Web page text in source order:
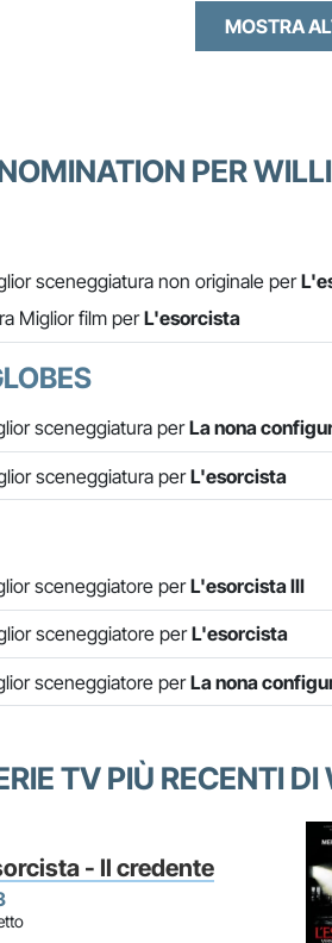
MOSTRA
PER
sceneggiatura non originale per
Miglior film perL'esorcista
sceneggiatura perLa nona
sceneggiatura perL'esorcista
sceneggiatore perL'esorcista III
sceneggiatore perL'esorcista
sceneggiatore perLa nona
TV PIÙ RECENTI
- Il credente